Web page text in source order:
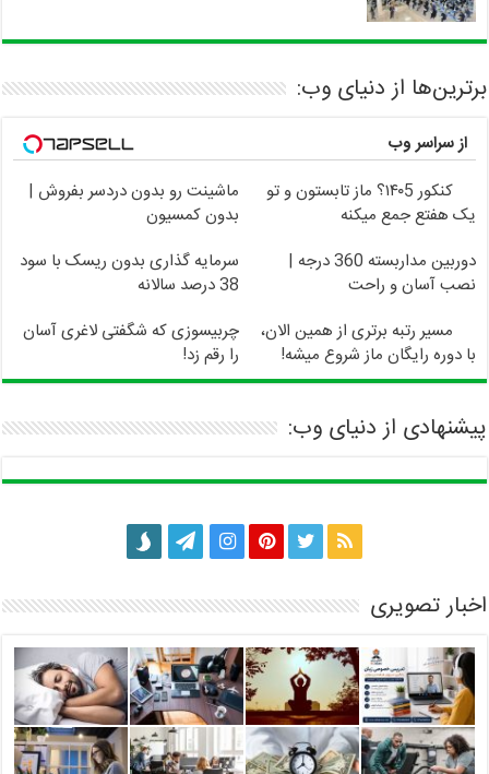
برترین‌ها از دنیای وب:
از سراسر وب
کنکور ۱۴۰5؟ ماز تابستون و تو
یک هفتع جمع میکنه
ماشینت رو بدون دردسر بفروش |
بدون کمسیون
دوربین مداربسته 360 درجه |
نصب آسان و راحت
سرمایه گذاری بدون ریسک با سود
38 درصد سالانه
مسیر رتبه برتری از همین الان،
با دوره رایگان ماز شروع میشه!
چربیسوزی که شگفتی لاغری آسان
را رقم زد!
پیشنهادی از دنیای وب:
اخبار تصویری